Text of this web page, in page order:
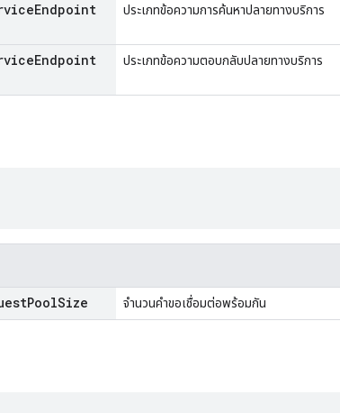
Endpoint
ประเภทข้อความการค้นหาปลายทางบริการ
Endpoint
ประเภทข้อความตอบกลับปลายทางบริการ
PoolSize จำนวนคำขอเชื่อมต่อพร้อมกัน